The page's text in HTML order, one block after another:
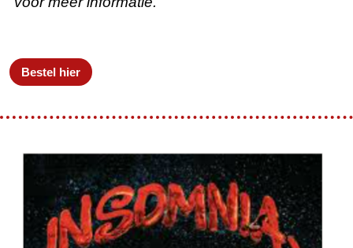
Bestel hier